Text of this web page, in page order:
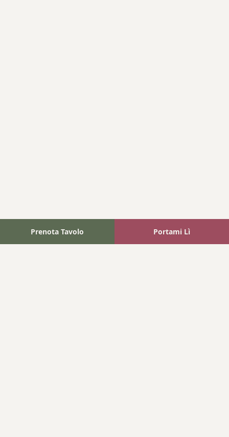
Prenota Tavolo Portami Lì